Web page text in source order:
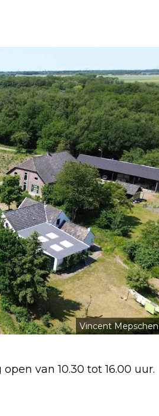
Vincent Mepschen
van 10.30 tot 16.00 uur.